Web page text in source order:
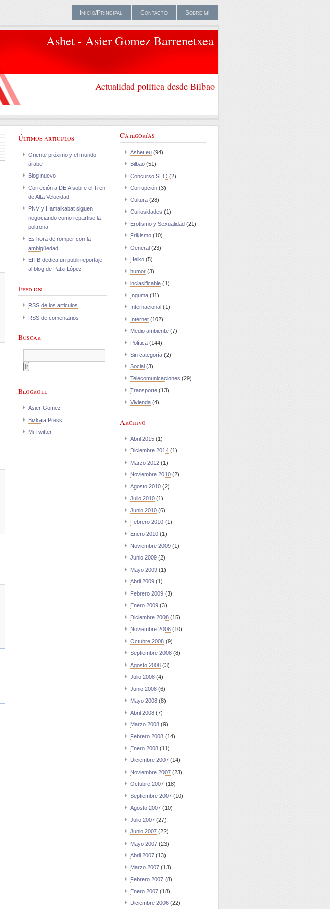
Inicio/Principal Contacto Sobre mí
Ashet - Asier Gomez Barrenetxea
Actualidad política desde Bilbao
Últimos articulos
Oriente próximo y el mundo
árabe
Blog nuevo
Correción a DEIA sobre el Tren
de Alta Velocidad
PNV y Hamaikabat siguen
negociando como repartise la
poltrona
Es hora de romper con la
ambigüedad
EITB dedica un publirreportaje
al blog de Patxi López
Feed on
RSS de los articulos
RSS de comentarios
Buscar
Blogroll
Asier Gomez
Bizkaia Press
Mi Twitter
Categorías
Ashet.eu (94)
Bilbao (51)
Concurso SEO (2)
Corrupción (3)
Cultura (28)
Curiosidades (1)
Erotismo y Sexualidad (21)
Frikismo (10)
General (23)
Heiko (5)
humor (3)
inclasificable (1)
Inguma (11)
Internacional (1)
Internet (102)
Medio ambiente (7)
Política (144)
Sin categoría (2)
Social (3)
Telecomunicaciones (29)
Transporte (13)
Vivienda (4)
Archivo
Abril 2015 (1)
Diciembre 2014 (1)
Marzo 2012 (1)
Noviembre 2010 (2)
Agosto 2010 (2)
Julio 2010 (1)
Junio 2010 (6)
Febrero 2010 (1)
Enero 2010 (1)
Noviembre 2009 (1)
Junio 2009 (2)
Mayo 2009 (1)
Abril 2009 (1)
Febrero 2009 (3)
Enero 2009 (3)
Diciembre 2008 (15)
Noviembre 2008 (10)
Octubre 2008 (9)
Septiembre 2008 (8)
Agosto 2008 (3)
Julio 2008 (4)
Junio 2008 (6)
Mayo 2008 (8)
Abril 2008 (7)
Marzo 2008 (9)
Febrero 2008 (14)
Enero 2008 (11)
Diciembre 2007 (14)
Noviembre 2007 (23)
Octubre 2007 (18)
Septiembre 2007 (10)
Agosto 2007 (10)
Julio 2007 (27)
Junio 2007 (22)
Mayo 2007 (23)
Abril 2007 (13)
Marzo 2007 (13)
Febrero 2007 (8)
Enero 2007 (18)
Diciembre 2006 (22)